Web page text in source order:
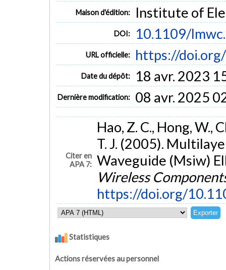
Maison d'édition: Institute of
DOI: 10.1109/
URL officielle: https://
Date du dépôt: 18 avr. 2023
Dernière modification: 08 avr. 2025
Citer en
APA 7:
Hao, Z. C., Hong, W.,
T. J. (2005).
Waveguide (Msiw)
Wireless
https://doi.org/
Statistiques
Actions réservées au personnel